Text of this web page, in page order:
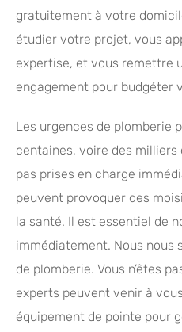
gratuitement à votre
étudier votre projet, vous
expertise, et vous remettre
engagement pour budgéter
Les urgences de plomberie
centaines, voire des milliers
pas prises en charge
peuvent provoquer des
la santé. Il est essentiel de
immédiatement. Nous nous
de plomberie. Vous n’êtes
experts peuvent venir à
équipement de pointe pour